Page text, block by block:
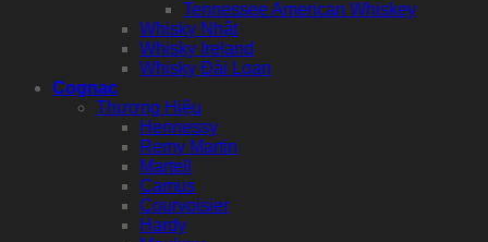
Tennessee American Whiskey
Whisky Nhật
Whisky Ireland
Whisky Đài Loan
Cognac
Thương Hiệu
Hennessy
Remy Martin
Martell
Camus
Courvoisier
Hardy